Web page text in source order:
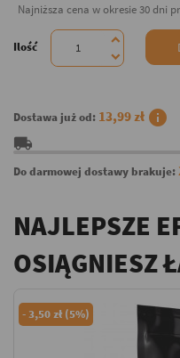
Najniższa cena w okresie 30 dni
Ilość
Dostawa już od: 13,99 zł info
local_shipping
Do darmowej dostawy brakuje:
NAJLEPSZE
OSIĄGNIESZ
-3,50 zł (5%)